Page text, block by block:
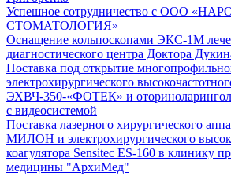
Успешное сотрудничество с ООО
СТОМАТОЛОГИЯ»
Оснащение кольпоскопами ЭКС-1М
диагностического центра Доктора
Поставка под открытие
электрохирургического
ЭХВЧ-350-«ФОТЕК» и
с видеосистемой
Поставка лазерного хирургического
МИЛОН и электрохирургического
коагулятора Sensitec ES-160 в клинику
медицины "АрхиМед"